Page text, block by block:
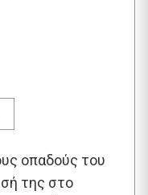
οπαδούς του
της στο